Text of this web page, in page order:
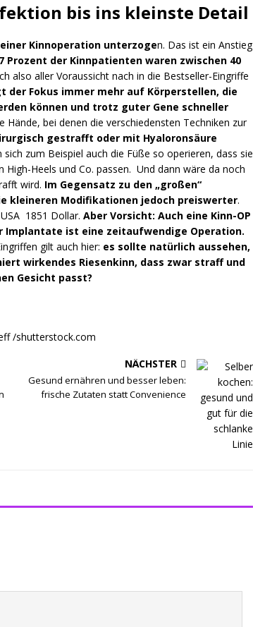
bis ins kleinste Detail
einer Kinnoperation unterzogen. Das ist ein Anstieg
Prozent der Kinnpatienten waren zwischen 40
also aller Voraussicht nach in die Bestseller-Eingriffe
der Fokus immer mehr auf Körperstellen, die
können und trotz guter Gene schneller
Hände, bei denen die verschiedensten Techniken zur
gestrafft oder mit Hyaloronsäure
zum Beispiel auch die Füße so operieren, dass sie
Heels und Co. passen. Und dann wäre da noch
wird. Im Gegensatz zu den „großen“
kleineren Modifikationen jedoch preiswerter.
1851 Dollar. Aber Vorsicht: Auch eine Kinn-OP
Implantate ist eine zeitaufwendige Operation.
gilt auch hier: es sollte natürlich aussehen,
wirkendes Riesenkinn, dass zwar straff und
Gesicht passt?
/shutterstock.com
NÄCHSTER
Gesund ernähren und besser leben:
frische Zutaten statt Convenience